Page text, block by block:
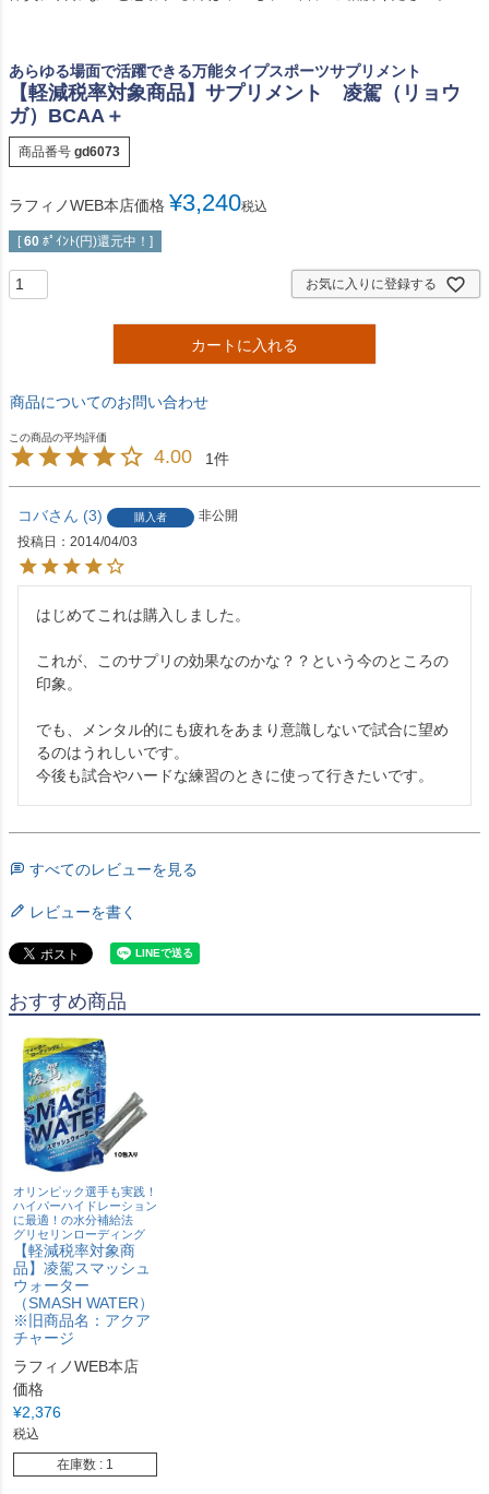
あらゆる場面で活躍できる万能タイプスポーツサプリメント
【軽減税率対象商品】サプリメント 凌駕（リョウ
ガ）BCAA＋
商品番号 gd6073
ラフィノWEB本店価格 ¥3,240税込
[ 60 ﾎﾟｲﾝﾄ(円)還元中！]
お気に入りに登録する
カートに入れる
商品についてのお問い合わせ
4.00 1
コバ 3 購入者
非公開
投稿日
2014/04/03
はじめてこれは購入しました。
これが、このサプリの効果なのかな？？という今のところの
印象。
でも、メンタル的にも疲れをあまり意識しないで試合に望め
るのはうれしいです。
今後も試合やハードな練習のときに使って行きたいです。
すべてのレビューを見る
レビューを書く
おすすめ商品
オリンピック選手も実践！
ハイパーハイドレーション
に最適！の水分補給法
グリセリンローディング
【軽減税率対象商
品】凌駕スマッシュ
ウォーター
（SMASH WATER）
※旧商品名：アクア
チャージ
ラフィノWEB本店
価格
¥2,376
税込
在庫数
1